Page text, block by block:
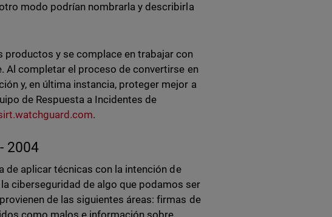
modo podrían nombrarla y describirla
productos y se complace en trabajar con
Al completar el proceso de convertirse en
y, en última instancia, proteger mejor a
de Respuesta a Incidentes de
.
2004
de aplicar técnicas con la intención de
ciberseguridad de algo que podamos ser
de las siguientes áreas: firmas de
como malos e información sobre